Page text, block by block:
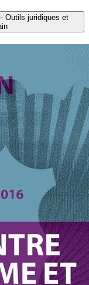
Outils juridiques et